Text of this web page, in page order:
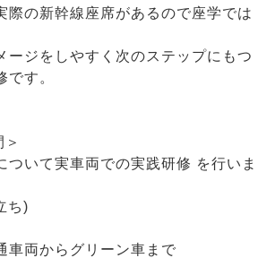
際の新幹線座席があるので座学では
ージをしやすく次のステップにもつ
です。
ついて実車両での実践研修 を行いま
ち)
車両からグリーン車まで